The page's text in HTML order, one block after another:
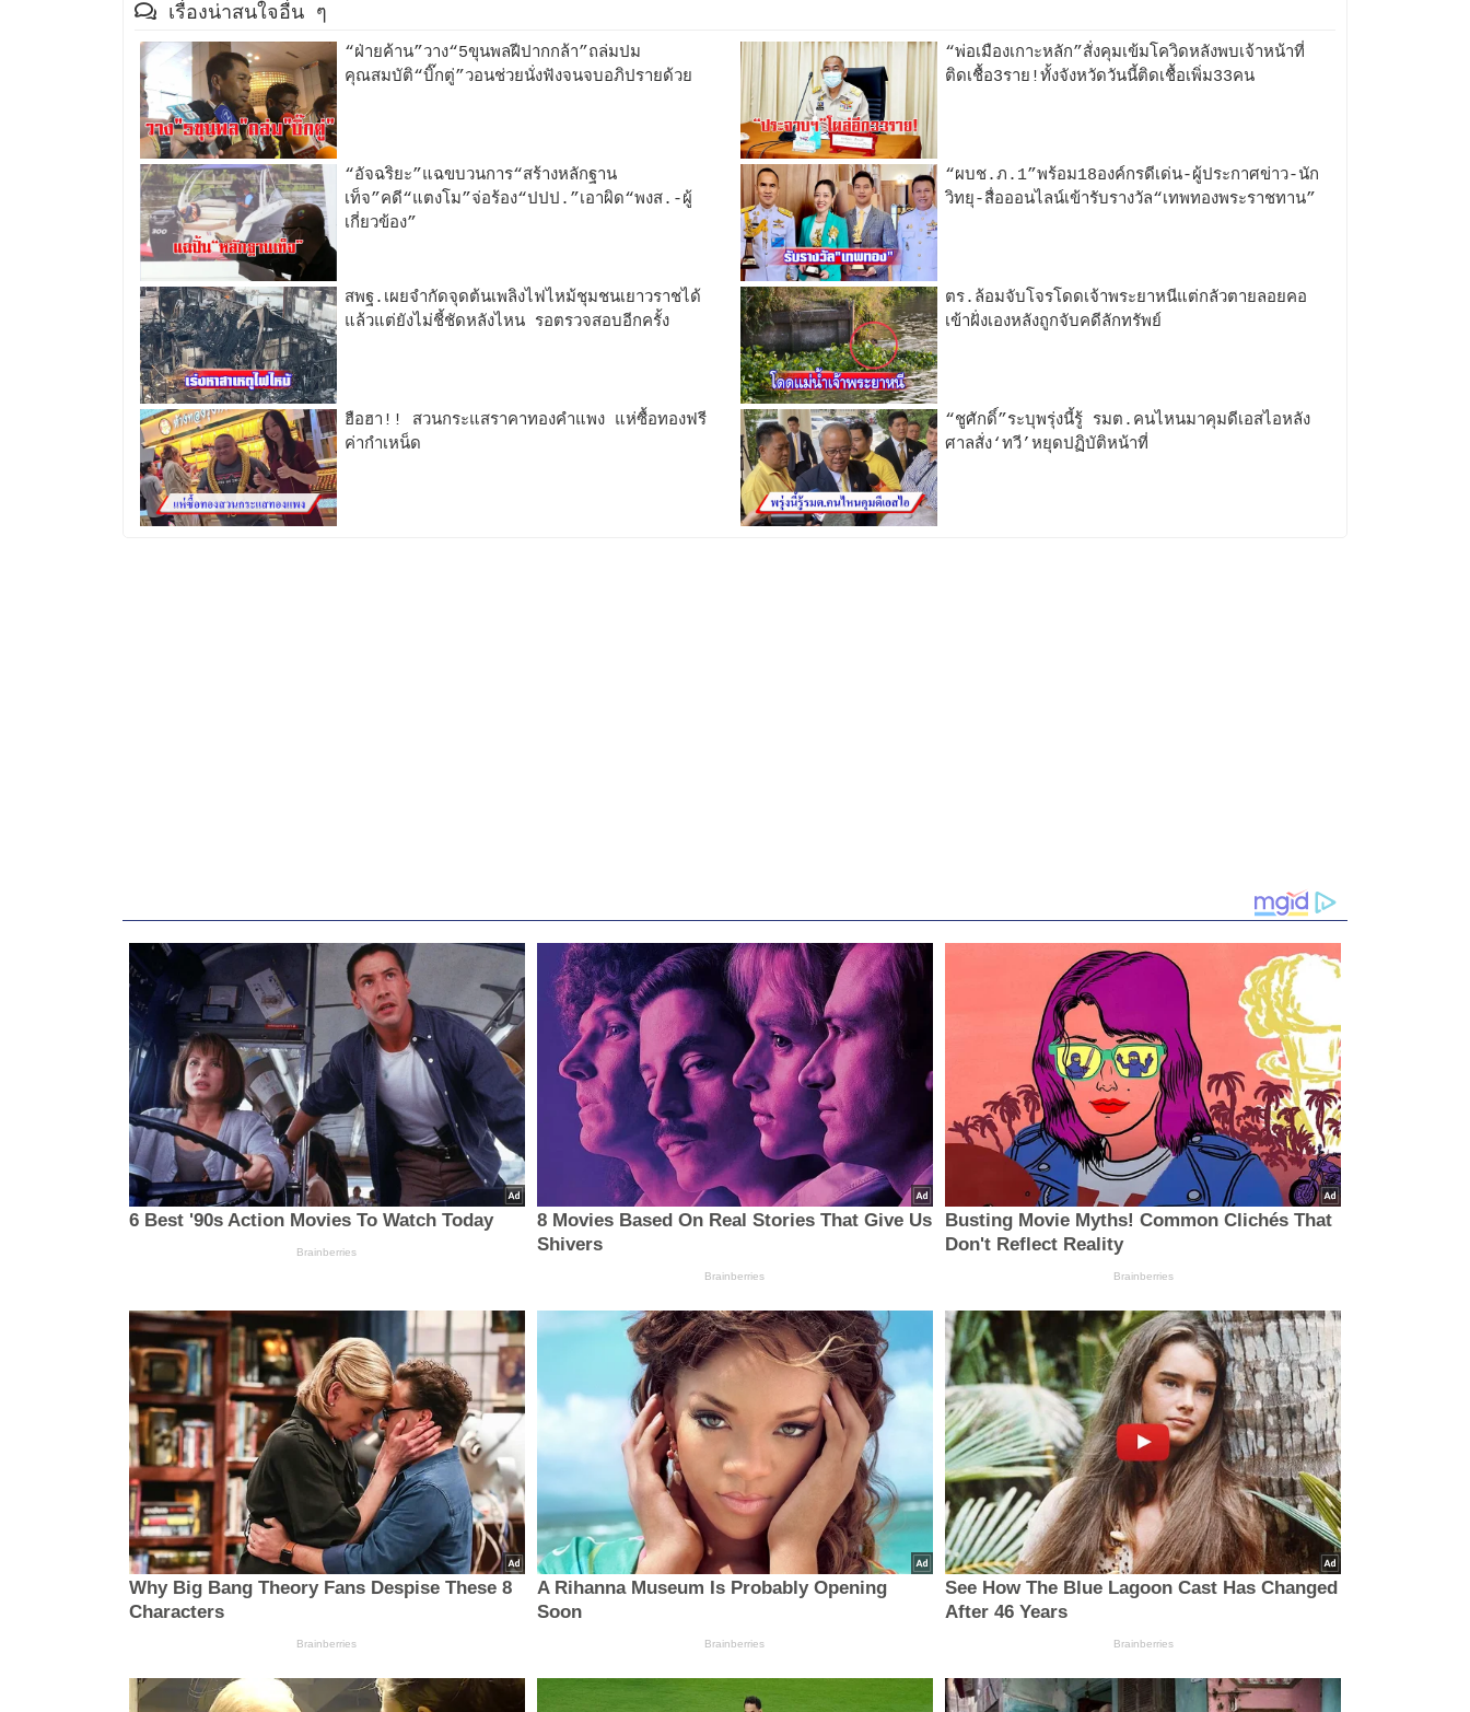
เรื่องน่าสนใจอื่น ๆ
“ฝ่ายค้าน”วาง“5ขุนพลฝีปากกล้า”ถล่มปม
คุณสมบัติ“บิ๊กตู่”วอนช่วยนั่งฟังจนจบอภิปรายด้วย
“พ่อเมืองเกาะหลัก”สั่งคุมเข้มโควิดหลังพบเจ้าหน้าที่
ติดเชื้อ3ราย!ทั้งจังหวัดวันนี้ติดเชื้อเพิ่ม33คน
“อัจฉริยะ”แฉขบวนการ“สร้างหลักฐาน
เท็จ”คดี“แตงโม”จ่อร้อง“ปปป.”เอาผิด“พงส.-ผู้
เกี่ยวข้อง”
“ผบช.ภ.1”พร้อม18องค์กรดีเด่น-ผู้ประกาศข่าว-นัก
วิทยุ-สื่อออนไลน์เข้ารับรางวัล“เทพทองพระราชทาน”
สพฐ.เผยจำกัดจุดต้นเพลิงไฟไหม้ชุมชนเยาวราชได้
แล้วแต่ยังไม่ชี้ชัดหลังไหน รอตรวจสอบอีกครั้ง
ตร.ล้อมจับโจรโดดเจ้าพระยาหนีแต่กลัวตายลอยคอ
เข้าฝั่งเองหลังถูกจับคดีลักทรัพย์
ฮือฮา!! สวนกระแสราคาทองคำแพง แห่ซื้อทองฟรี
ค่ากำเหน็ด
“ชูศักดิ์”ระบุพรุ่งนี้รู้ รมต.คนไหนมาคุมดีเอสไอหลัง
ศาลสั่ง‘ทวี’หยุดปฏิบัติหน้าที่